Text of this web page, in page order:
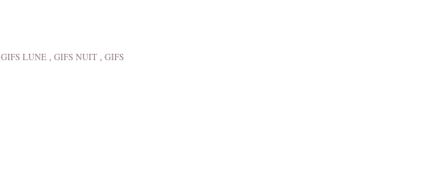
GIFS LUNE, GIFS NUIT, GIFS